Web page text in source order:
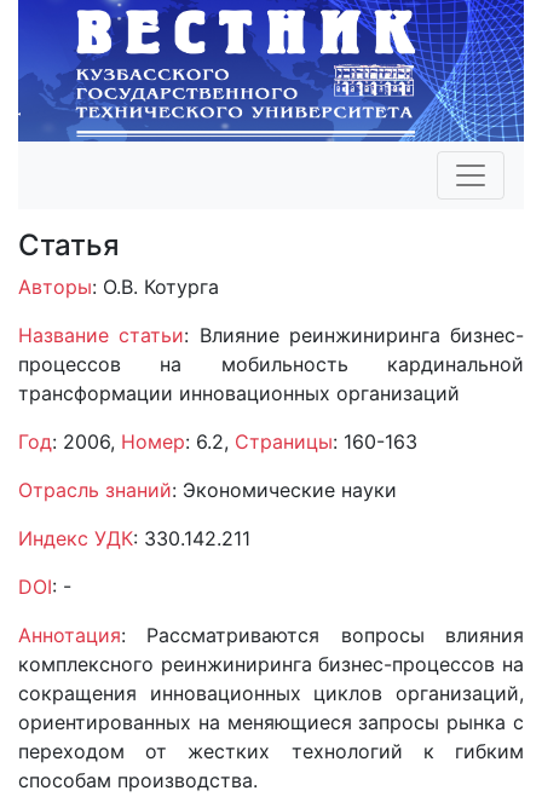
Статья
Авторы: О.В. Котурга
Название статьи: Влияние реинжиниринга бизнес-
процессов на мобильность кардинальной
трансформации инновационных организаций
Год: 2006, Номер: 6.2, Страницы: 160-163
Отрасль знаний: Экономические науки
Индекс УДК: 330.142.211
DOI: -
Аннотация: Рассматриваются вопросы влияния
комплексного реинжиниринга бизнес-процессов на
сокращения инновационных циклов организаций,
ориентированных на меняющиеся запросы рынка с
переходом от жестких технологий к гибким
способам производства.